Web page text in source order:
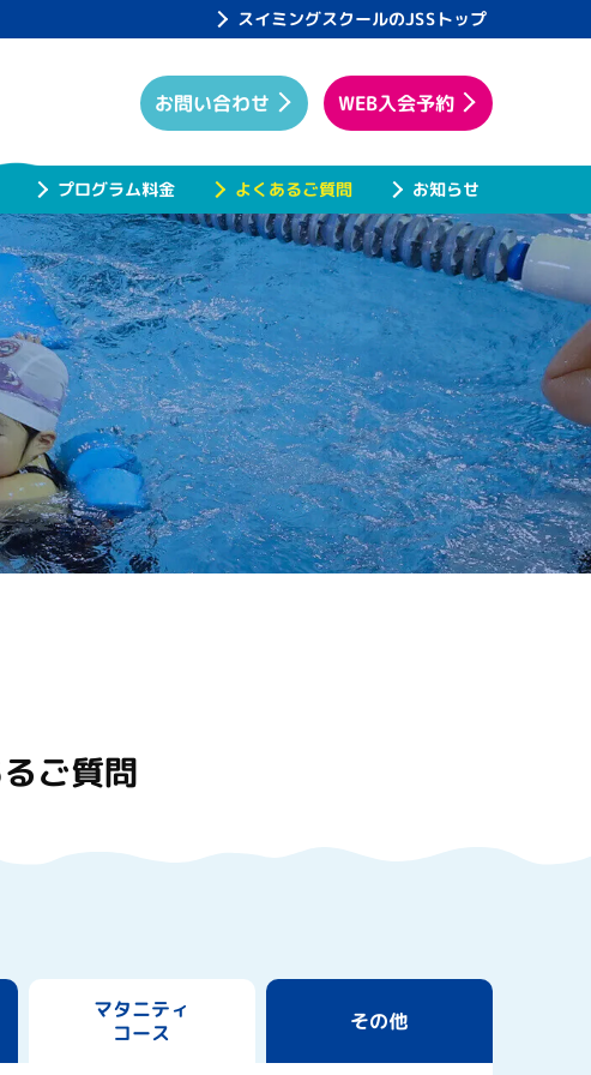
スイミングスクールのJSSトップ
プログラム料金 よくあるご質問 お知らせ
お問い合わせ WEB入会予約
ご質問
マタニティ
コース その他